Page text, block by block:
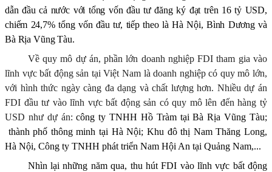
dẫn đầu cả nước với tổng vốn đầu tư đăng ký đạt trên 16 tỷ USD,
chiếm 24,7% tổng vốn đầu tư, tiếp theo là Hà Nội, Bình Dương và
Bà Rịa Vũng Tàu.
Về quy mô dự án, phần lớn doanh nghiệp FDI tham gia vào
lĩnh vực bất động sản tại Việt Nam là doanh nghiệp có quy mô lớn,
với hình thức ngày càng đa dạng và chất lượng hơn. Nhiều dự án
FDI đầu tư vào lĩnh vực bất động sản có quy mô lên đến hàng tỷ
USD như dự án:công ty TNHH Hồ Tràm tại Bà Rịa Vũng Tàu;
thành phố thông minh tại Hà Nội; Khu đô thị Nam Thăng Long,
Hà Nội, Công ty TNHH phát triển Nam Hội An tại Quảng Nam,...
Nhìn lại những năm qua, thu hút FDI vào lĩnh vực bất động